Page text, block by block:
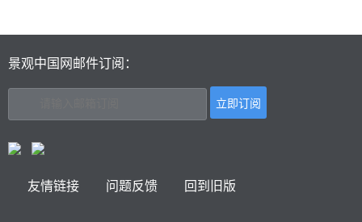
景观中国网邮件订阅：
友情链接 问题反馈 回到旧版